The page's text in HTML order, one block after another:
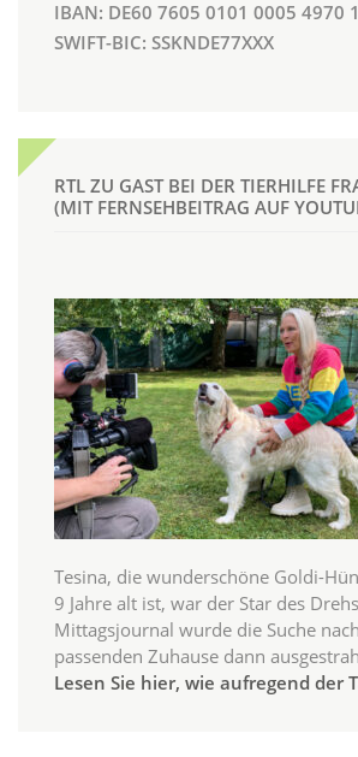
IBAN: DE60 7605 0101 0005 4970
SWIFT-BIC: SSKNDE77XXX
RTL ZU GAST BEI DER TIERHILFE
(MIT FERNSEHBEITRAG AUF
Tesina, die wunderschöne Goldi-
9 Jahre alt ist, war der Star des
Mittagsjournal wurde die Suche
passenden Zuhause dann
Lesen Sie hier, wie aufregend der